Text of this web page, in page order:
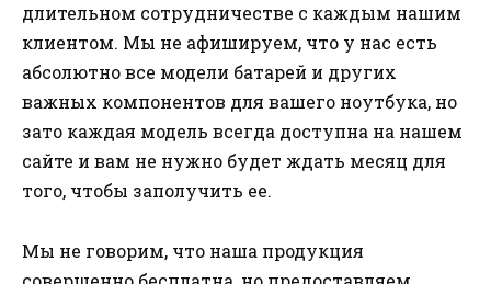
длительном сотрудничестве с каждым нашим
клиентом. Мы не афишируем, что у нас есть
абсолютно все модели батарей и других
важных компонентов для вашего ноутбука, но
зато каждая модель всегда доступна на нашем
сайте и вам не нужно будет ждать месяц для
того, чтобы заполучить ее.
Мы не говорим, что наша продукция